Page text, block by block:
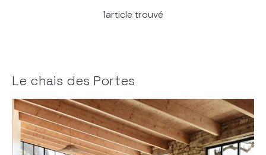
1article trouvé
Le chais des Portes